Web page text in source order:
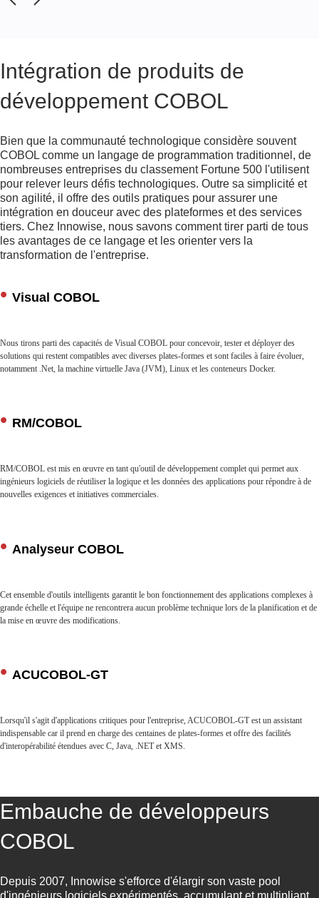
Intégration de produits de
développement COBOL
Bien que la communauté technologique considère souvent
COBOL comme un langage de programmation traditionnel, de
nombreuses entreprises du classement Fortune 500 l'utilisent
pour relever leurs défis technologiques. Outre sa simplicité et
son agilité, il offre des outils pratiques pour assurer une
intégration en douceur avec des plateformes et des services
tiers. Chez Innowise, nous savons comment tirer parti de tous
les avantages de ce langage et les orienter vers la
transformation de l'entreprise.
Visual COBOL
Nous tirons parti des capacités de Visual COBOL pour concevoir, tester et déployer des
solutions qui restent compatibles avec diverses plates-formes et sont faciles à faire évoluer,
notamment .Net, la machine virtuelle Java (JVM), Linux et les conteneurs Docker.
RM/COBOL
RM/COBOL est mis en œuvre en tant qu'outil de développement complet qui permet aux
ingénieurs logiciels de réutiliser la logique et les données des applications pour répondre à de
nouvelles exigences et initiatives commerciales.
Analyseur COBOL
Cet ensemble d'outils intelligents garantit le bon fonctionnement des applications complexes à
grande échelle et l'équipe ne rencontrera aucun problème technique lors de la planification et de
la mise en œuvre des modifications.
ACUCOBOL-GT
Lorsqu'il s'agit d'applications critiques pour l'entreprise, ACUCOBOL-GT est un assistant
indispensable car il prend en charge des centaines de plates-formes et offre des facilités
d'interopérabilité étendues avec C, Java, .NET et XMS.
Embauche de développeurs
COBOL
Depuis 2007, Innowise s'efforce d'élargir son vaste pool
d'ingénieurs logiciels expérimentés, accumulant et multipliant